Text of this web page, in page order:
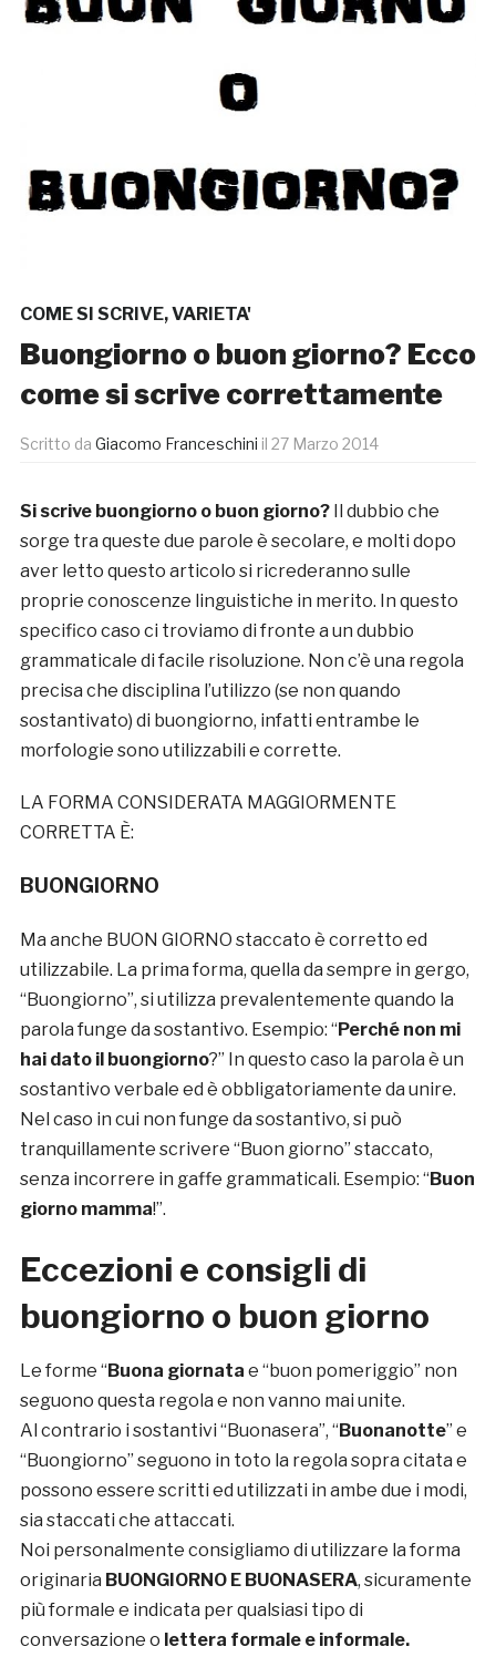
COME SI SCRIVE,VARIETA'
Buongiorno o buon giorno? Ecco
come si scrive correttamente
Scritto da Giacomo Franceschini il 27 Marzo 2014
Si scrive buongiorno o buon giorno?Il dubbio che
sorge tra queste due parole è secolare, e molti dopo
aver letto questo articolo si ricrederanno sulle
proprie conoscenze linguistiche in merito. In questo
specifico caso ci troviamo di fronte a un dubbio
grammaticale di facile risoluzione. Non c’è una regola
precisa che disciplina l’utilizzo (se non quando
sostantivato) di buongiorno, infatti entrambe le
morfologie sono utilizzabili e corrette.
LA FORMA CONSIDERATA MAGGIORMENTE
CORRETTA È:
BUONGIORNO
Ma anche BUON GIORNO staccato è corretto ed
utilizzabile. La prima forma, quella da sempre in gergo,
“Buongiorno”, si utilizza prevalentemente quando la
parola funge da sostantivo. Esempio: “Perché non mi
hai dato il buongiorno?” In questo caso la parola è un
sostantivo verbale ed è obbligatoriamente da unire.
Nel caso in cui non funge da sostantivo, si può
tranquillamente scrivere “Buon giorno” staccato,
senza incorrere in gaffe grammaticali. Esempio: “Buon
giorno mamma!”.
Eccezioni e consigli di
buongiorno o buon giorno
Le forme “Buona giornata e “buon pomeriggio” non
seguono questa regola e non vanno mai unite.
Al contrario i sostantivi “Buonasera”, “Buonanotte” e
“Buongiorno” seguono in toto la regola sopra citata e
possono essere scritti ed utilizzati in ambe due i modi,
sia staccati che attaccati.
Noi personalmente consigliamo di utilizzare la forma
originaria BUONGIORNO E BUONASERA, sicuramente
più formale e indicata per qualsiasi tipo di
conversazione o lettera formale e informale.